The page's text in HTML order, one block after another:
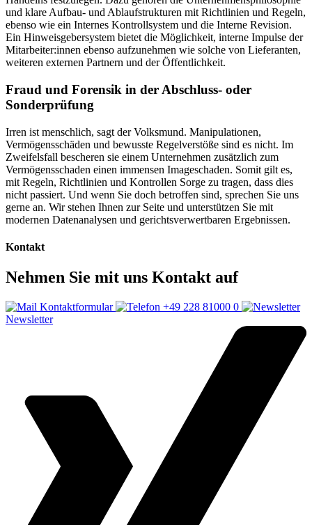
und klare Aufbau- und Ablaufstrukturen mit Richtlinien und Regeln,
ebenso wie ein Internes Kontrollsystem und die Interne Revision.
Ein Hinweisgebersystem bietet die Möglichkeit, interne Impulse der
Mitarbeiter:innen ebenso aufzunehmen wie solche von Lieferanten,
weiteren externen Partnern und der Öffentlichkeit.
Fraud und Forensik in der Abschluss- oder
Sonderprüfung
Irren ist menschlich, sagt der Volksmund. Manipulationen,
Vermögensschäden und bewusste Regelverstöße sind es nicht. Im
Zweifelsfall bescheren sie einem Unternehmen zusätzlich zum
Vermögensschaden einen immensen Imageschaden. Somit gilt es,
mit Regeln, Richtlinien und Kontrollen Sorge zu tragen, dass dies
nicht passiert. Und wenn Sie doch betroffen sind, sprechen Sie uns
gerne an. Wir stehen Ihnen zur Seite und unterstützen Sie mit
modernen Datenanalysen und gerichtsverwertbaren Ergebnissen.
Kontakt
Nehmen Sie mit uns Kontakt auf
Kontaktformular
+49 228 81000 0
Newsletter